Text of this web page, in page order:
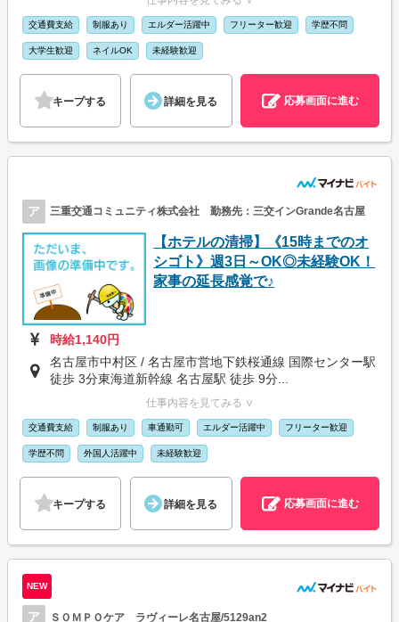
交通費支給 制服あり エルダー活躍中 フリーター歓迎 学歴不問
大学生歓迎 ネイルOK 未経験歓迎
キープする 詳細を見る 応募画面に進む
ア 三重交通コミュニティ株式会社 勤務先：三交インGrande名古屋
【ホテルの清掃】《15時までのオ
シゴト》週3日～OK◎未経験OK！
家事の延長感覚で♪
時給1,140円
名古屋市中村区 / 名古屋市営地下鉄桜通線 国際センター駅
徒歩 3分東海道新幹線 名古屋駅 徒歩 9分...
仕事内容を見てみる ∨
交通費支給 制服あり 車通勤可 エルダー活躍中 フリーター歓迎
学歴不問 外国人活躍中 未経験歓迎
キープする 詳細を見る 応募画面に進む
NEW
ア ＳＯＭＰＯケア ラヴィーレ名古屋/5129an2